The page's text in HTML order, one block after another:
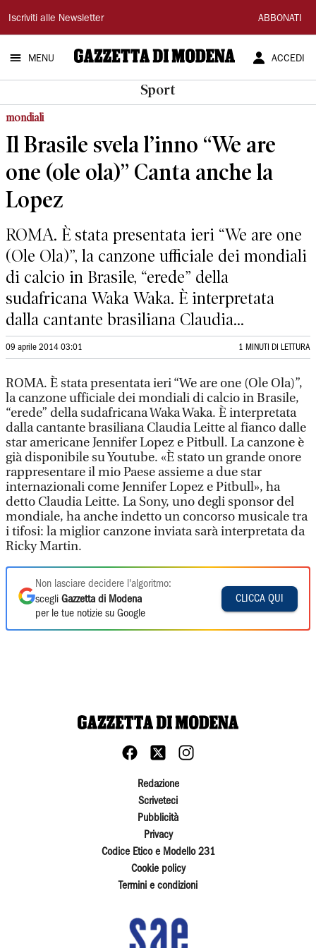
Gazzetta
di
Modena
Iscriviti alle Newsletter ABBONATI
MENU ACCEDI
Sport
mondiali
Il Brasile svela l’inno “We are
one (ole ola)” Canta anche la
Lopez
ROMA. È stata presentata ieri “We are one
(Ole Ola)”, la canzone ufficiale dei mondiali
di calcio in Brasile, “erede” della
sudafricana Waka Waka. È interpretata
dalla cantante brasiliana Claudia...
09 aprile 2014 03:01 1 MINUTI DI LETTURA
ROMA. È stata presentata ieri “We are one (Ole Ola)”,
la canzone ufficiale dei mondiali di calcio in Brasile,
“erede” della sudafricana Waka Waka. È interpretata
dalla cantante brasiliana Claudia Leitte al fianco dalle
star americane Jennifer Lopez e Pitbull. La canzone è
già disponibile su Youtube. «È stato un grande onore
rappresentare il mio Paese assieme a due star
internazionali come Jennifer Lopez e Pitbull», ha
detto Claudia Leitte. La Sony, uno degli sponsor del
mondiale, ha anche indetto un concorso musicale tra
i tifosi: la miglior canzone inviata sarà interpretata da
Ricky Martin.
Non lasciare decidere l'algoritmo:
scegli Gazzetta di Modena
per le tue notizie su Google
CLICCA QUI
Redazione
Scriveteci
Pubblicità
Privacy
Codice Etico e Modello 231
Cookie policy
Termini e condizioni